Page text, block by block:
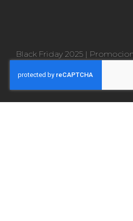
Black Friday 2025 |